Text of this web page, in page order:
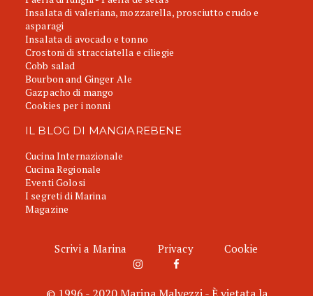
Insalata di valeriana, mozzarella, prosciutto crudo e
asparagi
Insalata di avocado e tonno
Crostoni di stracciatella e ciliegie
Cobb salad
Bourbon and Ginger Ale
Gazpacho di mango
Cookies per i nonni
IL BLOG DI MANGIAREBENE
Cucina Internazionale
Cucina Regionale
Eventi Golosi
I segreti di Marina
Magazine
Scrivi a Marina Privacy Cookie